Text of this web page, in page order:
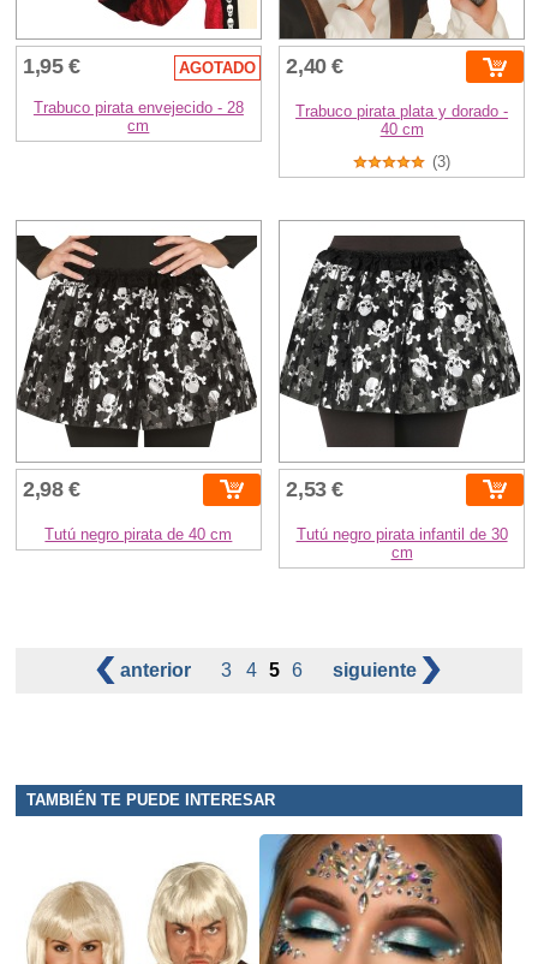
1,95 € AGOTADO
Trabuco pirata envejecido - 28
cm
2,40 €
Trabuco pirata plata y dorado -
40 cm
(3)
2,98 €
Tutú negro pirata de 40 cm
2,53 €
Tutú negro pirata infantil de 30
cm
anterior 3 4 5 6 siguiente
TAMBIÉN TE PUEDE INTERESAR